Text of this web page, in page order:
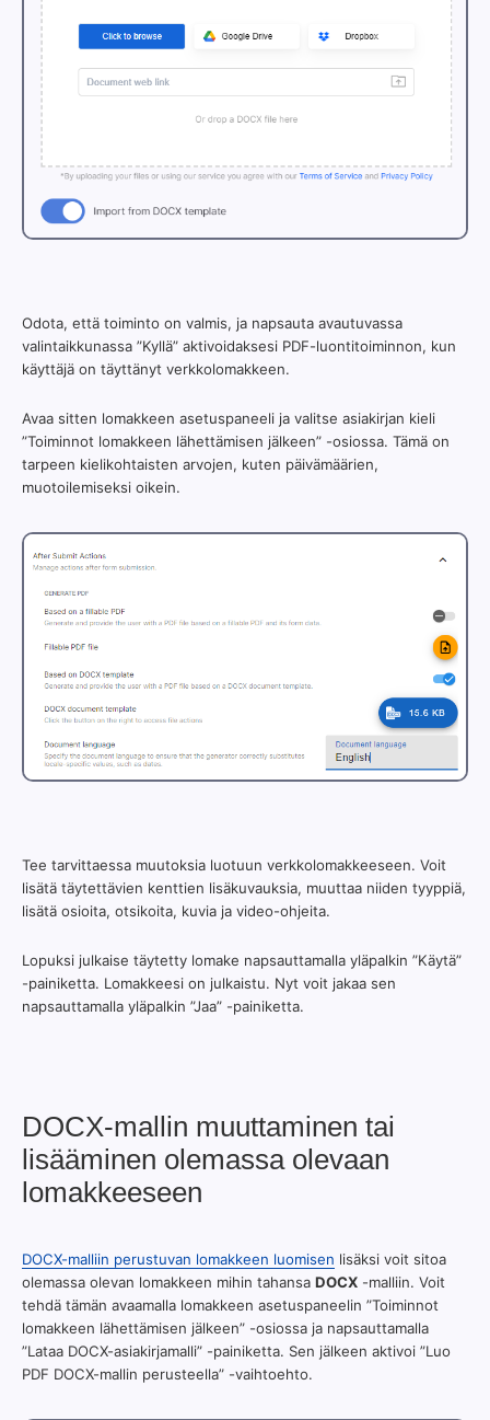
Odota, että toiminto on valmis, ja napsauta avautuvassa
valintaikkunassa ”Kyllä” aktivoidaksesi PDF-luontitoiminnon, kun
käyttäjä on täyttänyt verkkolomakkeen.
Avaa sitten lomakkeen asetuspaneeli ja valitse asiakirjan kieli
”Toiminnot lomakkeen lähettämisen jälkeen” -osiossa. Tämä on
tarpeen kielikohtaisten arvojen, kuten päivämäärien,
muotoilemiseksi oikein.
Tee tarvittaessa muutoksia luotuun verkkolomakkeeseen. Voit
lisätä täytettävien kenttien lisäkuvauksia, muuttaa niiden tyyppiä,
lisätä osioita, otsikoita, kuvia ja video-ohjeita.
Lopuksi julkaise täytetty lomake napsauttamalla yläpalkin ”Käytä”
-painiketta. Lomakkeesi on julkaistu. Nyt voit jakaa sen
napsauttamalla yläpalkin ”Jaa” -painiketta.
DOCX-mallin muuttaminen tai
lisääminen olemassa olevaan
lomakkeeseen
DOCX-malliin perustuvan lomakkeen luomisen lisäksi voit sitoa
olemassa olevan lomakkeen mihin tahansa DOCX -malliin. Voit
tehdä tämän avaamalla lomakkeen asetuspaneelin ”Toiminnot
lomakkeen lähettämisen jälkeen” -osiossa ja napsauttamalla
”Lataa DOCX-asiakirjamalli” -painiketta. Sen jälkeen aktivoi ”Luo
PDF DOCX-mallin perusteella” -vaihtoehto.